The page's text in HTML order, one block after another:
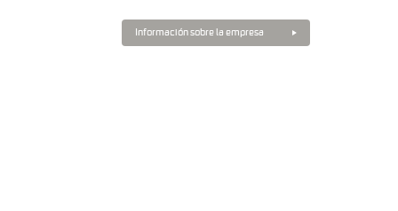
Información sobre la empresa